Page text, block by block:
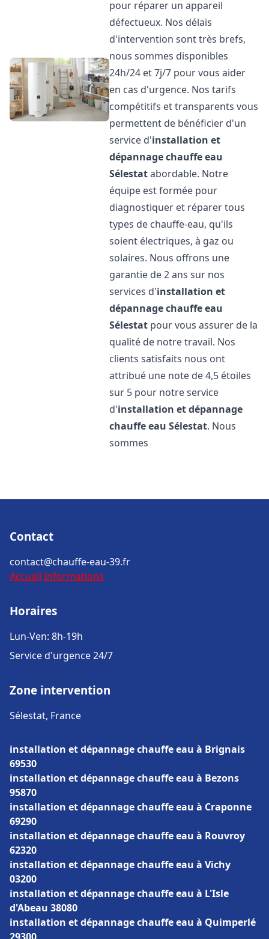
pour réparer un appareil
défectueux. Nos délais
d'intervention sont très brefs,
nous sommes disponibles
24h/24 et 7j/7 pour vous aider
en cas d'urgence. Nos tarifs
compétitifs et transparents vous
permettent de bénéficier d'un
service d'installation et
dépannage chauffe eau
Sélestatabordable. Notre
équipe est formée pour
diagnostiquer et réparer tous
types de chauffe-eau, qu'ils
soient électriques, à gaz ou
solaires. Nous offrons une
garantie de 2 ans sur nos
services d'installation et
dépannage chauffe eau
Sélestat pour vous assurer de la
qualité de notre travail. Nos
clients satisfaits nous ont
attribué une note de 4,5 étoiles
sur 5 pour notre service
d'installation et dépannage
chauffe eau Sélestat. Nous
sommes
Contact
contact@chauffe-eau-39.fr
Accueil Informations
Horaires
Lun-Ven: 8h-19h
Service d'urgence 24/7
Zone intervention
Sélestat, France
installation et dépannage chauffe eau à Brignais
69530
installation et dépannage chauffe eau à Bezons
95870
installation et dépannage chauffe eau à Craponne
69290
installation et dépannage chauffe eau à Rouvroy
62320
installation et dépannage chauffe eau à Vichy
03200
installation et dépannage chauffe eau à L'Isle
d'Abeau 38080
installation et dépannage chauffe eau à Quimperlé